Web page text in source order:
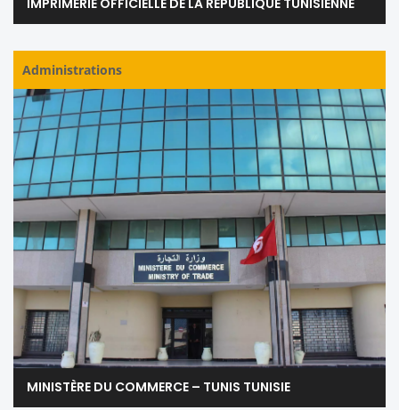
IMPRIMERIE OFFICIELLE DE LA REPUBLIQUE TUNISIENNE
Administrations
MINISTÈRE DU COMMERCE – TUNIS TUNISIE